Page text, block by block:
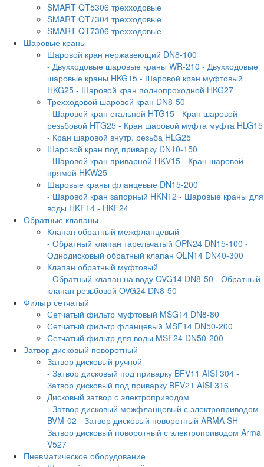
SMART QT5306 трехходовые
SMART QT7304 трехходовые
SMART QT7306 трехходовые
Шаровые краны
Шаровой кран нержавеющий DN8-100
- Двухходовые шаровые краны WR-210 - Двухходовые
шаровые краны HKG15 - Шаровой кран муфтовый
HKG25 - Шаровой кран полнопроходной HKG27
Трехходовой шаровой кран DN8-50
- Шаровой кран стальной HTG15 - Кран шаровой
резьбовой HTG25 - Кран шаровой муфта муфта HLG15
- Кран шаровой внутр. резьба HLG25
Шаровой кран под приварку DN10-150
- Шаровой кран приварной HKV15 - Кран шаровой
прямой HKW25
Шаровые краны фланцевые DN15-200
- Шаровой кран запорный HKN12 - Шаровые краны для
воды HKF14 - HKF24
Обратные клапаны
Клапан обратный межфланцевый
- Обратный клапан тарельчатый OPN24 DN15-100 -
Однодисковый обратный клапан OLN14 DN40-300
Клапан обратный муфтовый
- Обратный клапан на воду OVG14 DN8-50 - Обратный
клапан резьбовой OVG24 DN8-50
Фильтр сетчатый
Сетчатый фильтр муфтовый MSG14 DN8-80
Сетчатый фильтр фланцевый MSF14 DN50-200
Сетчатый фильтр для воды MSF24 DN50-200
Затвор дисковый поворотный
Затвор дисковый ручной
- Затвор дисковый под приварку BFV11 AISI 304 -
Затвор дисковый под приварку BFV21 AISI 316
Дисковый затвор с электроприводом
- Затвор дисковый межфланцевый с электроприводом
BVM-02 - Затвор дисковый поворотный ARMA SH -
Затвор дисковый поворотный с электроприводом Arma
V527
Пневматическое оборудование